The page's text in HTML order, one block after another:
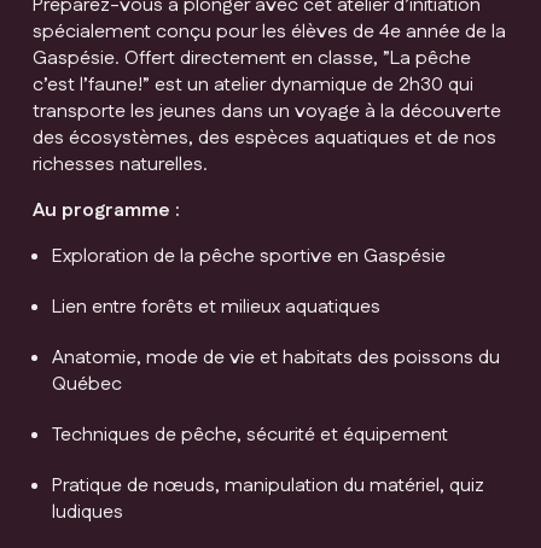
Préparez-vous à plonger avec cet atelier d’initiation
spécialement conçu pour les élèves de 4e année de la
Gaspésie. Offert directement en classe, ”La pêche
c’est l’faune!” est un atelier dynamique de 2h30 qui
transporte les jeunes dans un voyage à la découverte
des écosystèmes, des espèces aquatiques et de nos
richesses naturelles.
Au programme :
Exploration de la pêche sportive en Gaspésie
Lien entre forêts et milieux aquatiques
Anatomie, mode de vie et habitats des poissons du
Québec
Techniques de pêche, sécurité et équipement
Pratique de nœuds, manipulation du matériel, quiz
ludiques